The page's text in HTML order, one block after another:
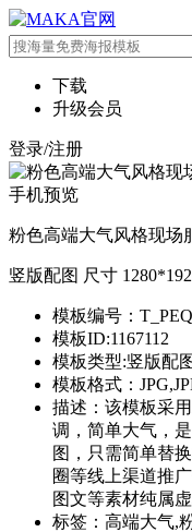
下载
升级会员
登录/注册
手机预览
粉色高端大气风格现场
竖版配图 尺寸
模板编号：
模板ID:1167112
模板类型:竖版配
模板格式：
描述：该模板采
调，简单大气，
图，只需简单替
圈等线上渠道推
图文等素材纯属
标签：高端大气,